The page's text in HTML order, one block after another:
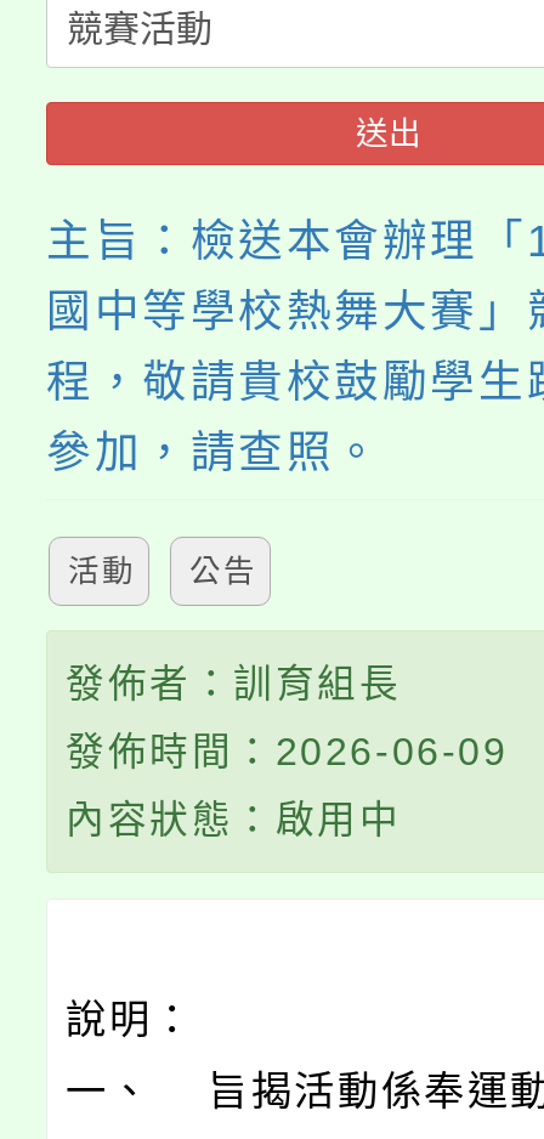
程，歡迎學生輔導中心
心理、諮商輔導、社會
系所師生報名參加。
縣市「校園短影音徵選
門員」簡章及活動海報
踴躍報名參加。
桃園市115學年度學生
要點
展演活動實施計畫」
送出
主旨：檢送本會辦理
國中等學校熱舞大賽」
程，敬請貴校鼓勵學生
參加，請查照。
活動 公告
發佈者：訓育組長
發佈時間：2026-06-09
內容狀態：啟用中
說明：
一、 旨揭活動係奉運